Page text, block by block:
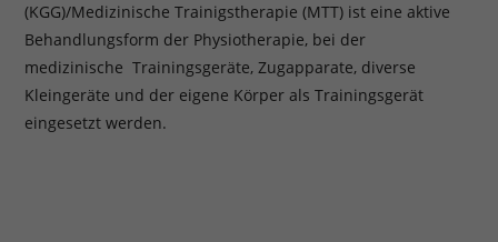
(KGG)/Medizinische Trainigstherapie (MTT) ist eine aktive
Behandlungsform der Physiotherapie, bei der
medizinische Trainingsgeräte, Zugapparate, diverse
Kleingeräte und der eigene Körper als Trainingsgerät
eingesetzt werden.